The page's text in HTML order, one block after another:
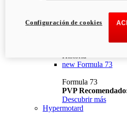
Historia
new Formula 73
Formula 73
PVP
Descubrir más
Hypermotard
Configuración de cookies